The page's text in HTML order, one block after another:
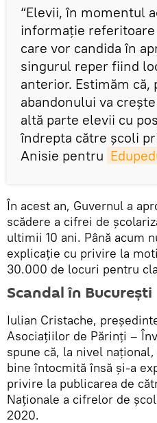
“Elevii, în momentul
informație
care vor candida în
singurul reper fiind
anterior. Estimăm că,
abandonului va
altă parte elevii cu
îndrepta către școli
Anisie pentru
În acest an, Guvernul a
scădere a cifrei de
ultimii 10 ani. Până acum
explicație cu privire la
30.000 de locuri pentru
Scandal în București
Iulian Cristache,
Asociațiilor de Părinți –
spune că, la nivel
bine întocmită însă și-a
privire la publicarea de
Naționale a cifrelor de
2020.